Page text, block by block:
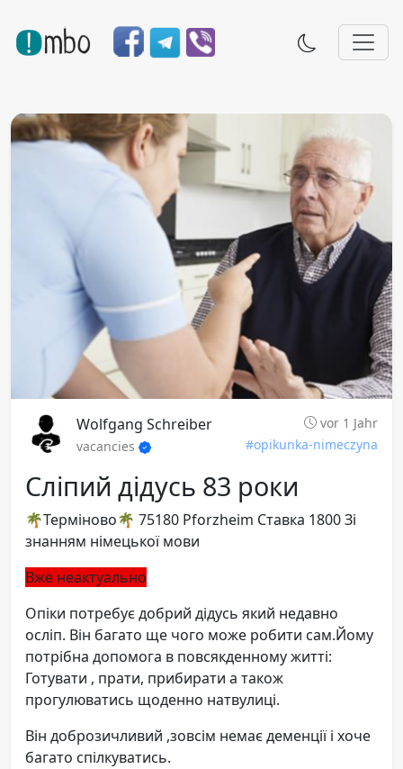
Wolfgang Schreiber
vor 1 Jahr
vacancies
#opikunka-nimeczyna
Сліпий дідусь 83 роки
🌴Терміново🌴 75180 Pforzheim Ставка 1800 Зі
знанням німецької мови
Вже неактуально
Опіки потребує добрий дідусь який недавно
осліп. Він багато ще чого може робити сам.Йому
потрібна допомога в повсякденному житті:
Готувати , прати, прибирати а також
прогулюватись щоденно натвулиці.
Він доброзичливий ,зовсім немає деменції і хоче
багато спілкуватись.